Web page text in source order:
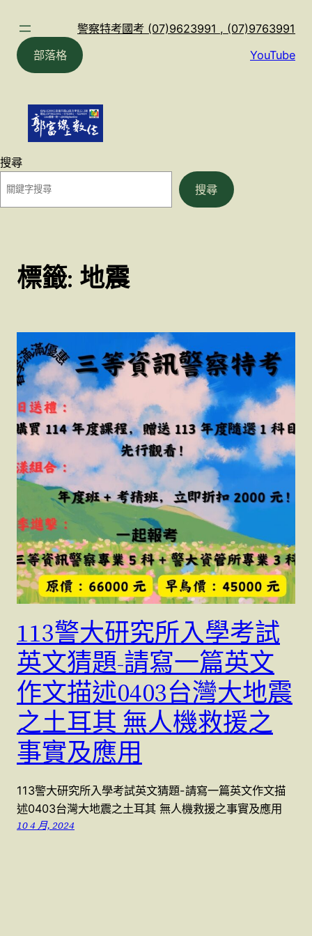
警察特考國考 (07)9623991 , (07)9763991
部落格
YouTube
搜尋
搜尋
標籤: 地震
113警大研究所入學考試
英文猜題-請寫一篇英文
作文描述0403台灣大地震
之土耳其 無人機救援之
事實及應用
113警大研究所入學考試英文猜題-請寫一篇英文作文描
述0403台灣大地震之土耳其 無人機救援之事實及應用
10 4 月, 2024